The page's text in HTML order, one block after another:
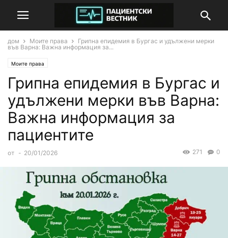
дом Моите права
Грипна епидемия в Бургас и удължени мерки
във Варна: Важна информация за...
Моите права
Грипна епидемия в Бургас и
удължени мерки във Варна:
Важна информация за
пациентите
от - 20/01/2026 0
271